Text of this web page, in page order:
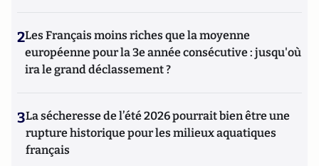
2Les Français moins riches que la moyenne
européenne pour la 3e année consécutive : jusqu'où
ira le grand déclassement ?
3La sécheresse de l’été 2026 pourrait bien être une
rupture historique pour les milieux aquatiques
français